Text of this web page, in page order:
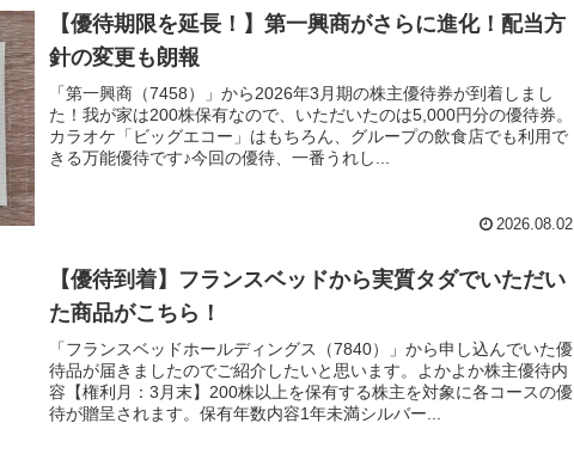
【優待期限を延長！】第一興商がさらに進化！配当方
針の変更も朗報
「第一興商（7458）」から2026年3月期の株主優待券が到着しまし
た！我が家は200株保有なので、いただいたのは5,000円分の優待券。
カラオケ「ビッグエコー」はもちろん、グループの飲食店でも利用で
きる万能優待です♪今回の優待、一番うれし...
2026.08.02
【優待到着】フランスベッドから実質タダでいただい
た商品がこちら！
「フランスベッドホールディングス（7840）」から申し込んでいた優
待品が届きましたのでご紹介したいと思います。よかよか株主優待内
容【権利月：3月末】200株以上を保有する株主を対象に各コースの優
待が贈呈されます。保有年数内容1年未満シルバー...